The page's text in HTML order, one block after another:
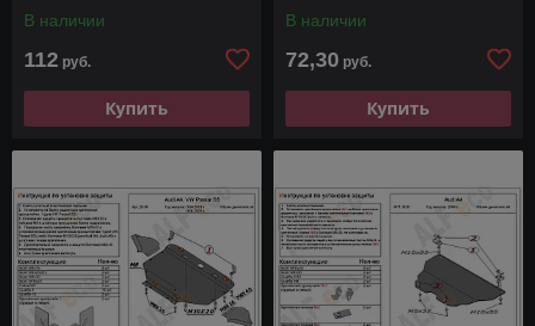
В наличии
112 руб.
Купить
В наличии
72,30 руб.
Купить